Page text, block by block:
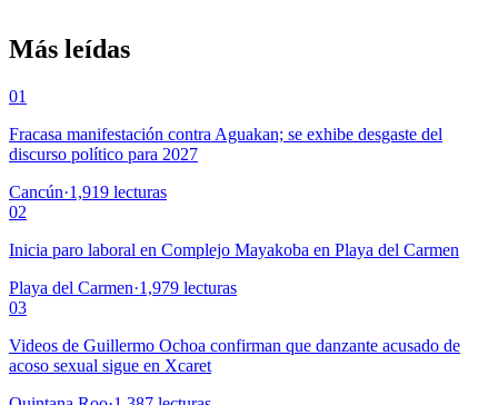
Más leídas
01
Fracasa manifestación contra Aguakan; se exhibe desgaste del
discurso político para 2027
Cancún·1,919 lecturas
02
Inicia paro laboral en Complejo Mayakoba en Playa del Carmen
Playa del Carmen·1,979 lecturas
03
Videos de Guillermo Ochoa confirman que danzante acusado de
acoso sexual sigue en Xcaret